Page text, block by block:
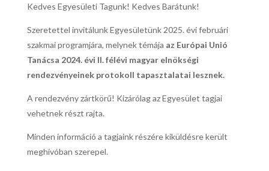
Kedves Egyesületi Tagunk! Kedves Barátunk!
Szeretettel invitálunk Egyesületünk 2025. évi februári
szakmai programjára, melynek témája az Európai Unió
Tanácsa 2024. évi II. félévi magyar elnökségi
rendezvényeinek protokoll tapasztalatai lesznek.
A rendezvény zártkörű! Kizárólag az Egyesület tagjai
vehetnek részt rajta.
Minden információ a tagjaink részére kiküldésre került
meghívóban szerepel.